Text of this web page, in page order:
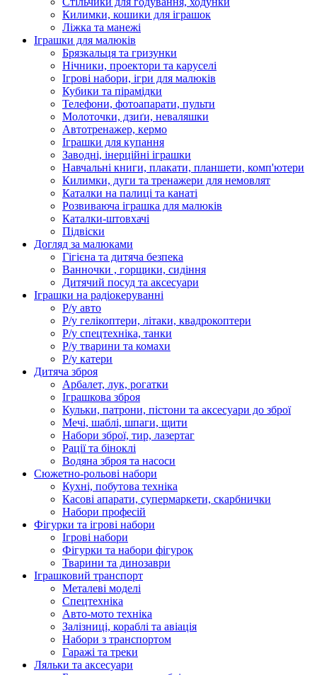
Килимки, кошики для іграшок
Ліжка та манежі
Іграшки для малюків
Брязкальця та гризунки
Нічники, проектори та каруселі
Ігрові набори, ігри для малюків
Кубики та пірамідки
Телефони, фотоапарати, пульти
Молоточки, дзиґи, неваляшки
Автотренажер, кермо
Іграшки для купання
Заводні, інерційні іграшки
Навчальні книги, плакати, планшети, комп'ютери
Килимки, дуги та тренажери для немовлят
Каталки на палиці та канаті
Розвиваюча іграшка для малюків
Каталки-штовхачі
Підвіски
Догляд за малюками
Гігієна та дитяча безпека
Ванночки , горщики, сидіння
Дитячий посуд та аксесуари
Іграшки на радіокеруванні
Р/у авто
Р/у гелікоптери, літаки, квадрокоптери
Р/у спецтехніка, танки
Р/у тварини та комахи
Р/у катери
Дитяча зброя
Арбалет, лук, рогатки
Іграшкова зброя
Кульки, патрони, пістони та аксесуари до зброї
Мечі, шаблі, шпаги, щити
Набори зброї, тир, лазертаг
Рації та біноклі
Водяна зброя та насоси
Сюжетно-рольові набори
Кухні, побутова техніка
Касові апарати, супермаркети, скарбнички
Набори професій
Фігурки та ігрові набори
Ігрові набори
Фігурки та набори фігурок
Тварини та динозаври
Іграшковий транспорт
Металеві моделі
Спецтехніка
Авто-мото техніка
Залізниці, кораблі та авіація
Набори з транспортом
Гаражі та треки
Ляльки та аксесуари